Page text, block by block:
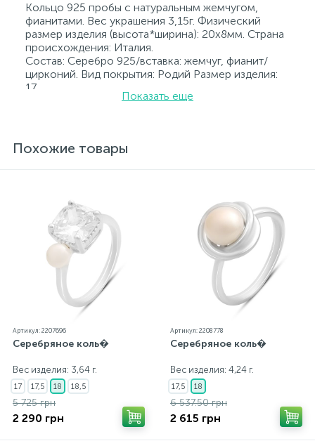
Кольцо 925 пробы с натуральным жемчугом,
фианитами. Вес украшения 3,15г. Физический
размер изделия (высота*ширина): 20х8мм. Страна
происхождения: Италия.
Состав: Серебро 925/вставка: жемчуг, фианит/
цирконий. Вид покрытия: Родий Размер изделия:
17
Вставка: жемчуг, фианит/цирконий.
представленные на нашем сайте прошли
каждому ювелирному украшению прилагаются
бирка с указанием всех параметров.*Цвета
изделий на сайте могут незначительно отличаться
от реальных из-за особенностей цветопередачи
экрана
Показать еще
Похожие товары
Артикул: 2207696
Серебряное коль�
Вес изделия: 3,64 г.
17 17,5 18 18,5
5 725 грн
2 290 грн
Артикул: 2208778
Серебряное коль�
Вес изделия: 4,24 г.
17,5 18
6 537.50 грн
2 615 грн